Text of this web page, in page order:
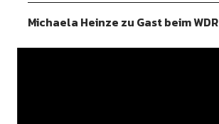
Michaela Heinze zu Gast beim WDR